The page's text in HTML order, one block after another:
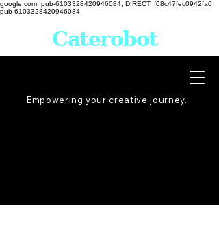
google.com, pub-6103328420946084, DIRECT, f08c47fec0942fa0
pub-6103328420946084
Empowering your creative journey.
Caterobot